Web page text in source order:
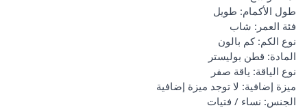
طول الأكمام: طويل
فئة العمر: شاب
نوع الكم: كم بالون
المادة: قطن بوليستر
نوع الياقة: ياقة صفر
ميزة إضافية: لا توجد ميزة إضافية
الجنس: نساء / فتيات